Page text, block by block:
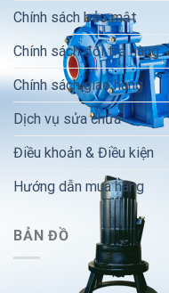
Chính sách bảo mật
Chính sách đổi trả hàng
Chính sách giao hàng
Dịch vụ sửa chữa
Điều khoản & Điều kiện
Hướng dẫn mua hàng
BẢN ĐỒ